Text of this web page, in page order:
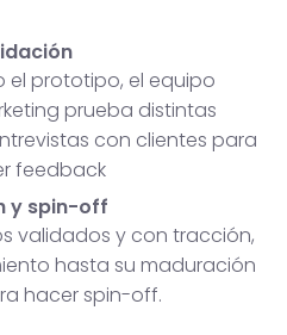
el prototipo, el equipo
prueba distintas
con clientes para
feedback
y spin-off
validados y con tracción,
hasta su maduración
hacer spin-off.